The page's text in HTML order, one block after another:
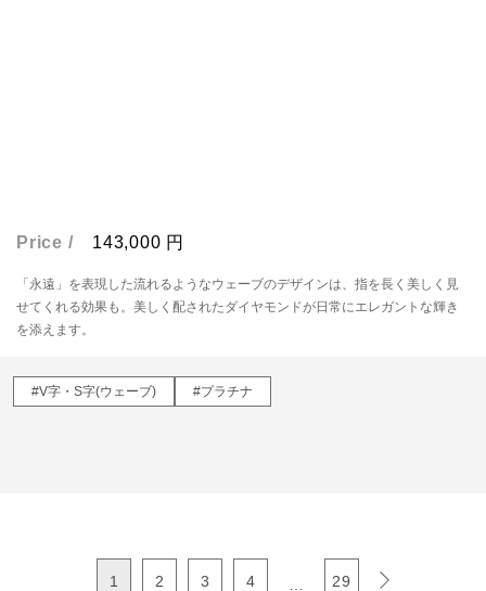
Price / 143,000 円
「永遠」を表現した流れるようなウェーブのデザインは、指を長く美しく見
せてくれる効果も。美しく配されたダイヤモンドが日常にエレガントな輝き
を添えます。
#V字・S字(ウェーブ) #プラチナ
1 2 3 4 29